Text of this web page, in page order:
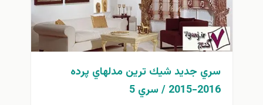
سري جديد شيك ترين مدلهاي پرده
2016-2015 / سري 5